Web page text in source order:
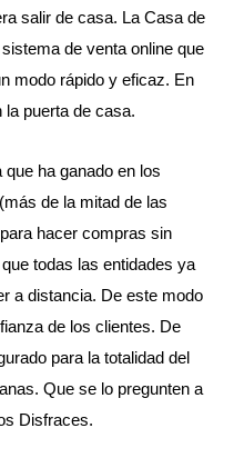
salir de casa. La Casa de
de venta online que
modo rápido y eficaz. En
puerta de casa.
ha ganado en los
de la mitad de las
hacer compras sin
todas las entidades ya
a distancia. De este modo
de los clientes. De
para la totalidad del
Que se lo pregunten a
Disfraces.